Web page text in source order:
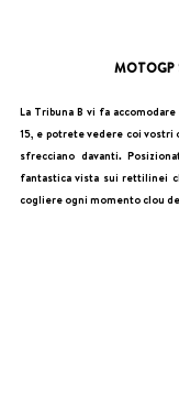
MOTOGP
La Tribuna B vi fa
15, e potrete vedere coi vostri
sfrecciano davanti.
fantastica vista sui rettilinei
cogliere ogni momento clou